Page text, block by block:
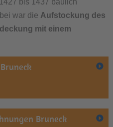
bis 1437 baulich
war die Aufstockung des
mit einem
Bruneck